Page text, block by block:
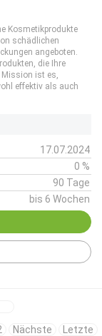
Kosmetikprodukte
schädlichen
angeboten.
die Ihre
Mission ist es,
effektiv als auch
17.07.2024
0 %
90 Tage
bis 6 Wochen
Nächste Letzte